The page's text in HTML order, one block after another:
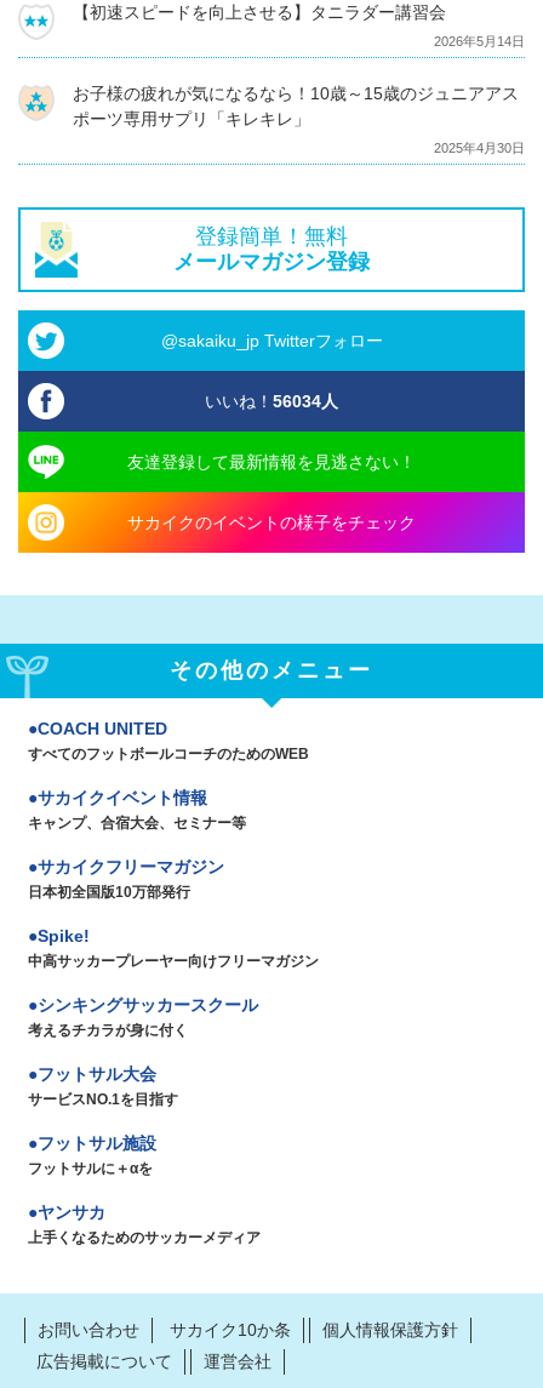
【初速スピードを向上させる】タニラダー講習会
2026年5月14日
お子様の疲れが気になるなら！10歳～15歳のジュニアアス
ポーツ専用サプリ「キレキレ」
2025年4月30日
登録簡単！無料
メールマガジン登録
@sakaiku_jp Twitterフォロー
いいね！ 56034人
友達登録して最新情報を見逃さない！
サカイクのイベントの様子をチェック
その他のメニュー
COACH UNITED
すべてのフットボールコーチのためのWEB
サカイクイベント情報
キャンプ、合宿大会、セミナー等
サカイクフリーマガジン
日本初全国版10万部発行
Spike!
中高サッカープレーヤー向けフリーマガジン
シンキングサッカースクール
考えるチカラが身に付く
フットサル大会
サービスNO.1を目指す
フットサル施設
フットサルに＋αを
ヤンサカ
上手くなるためのサッカーメディア
お問い合わせ サカイク10か条
個人情報保護方針
広告掲載について
運営会社